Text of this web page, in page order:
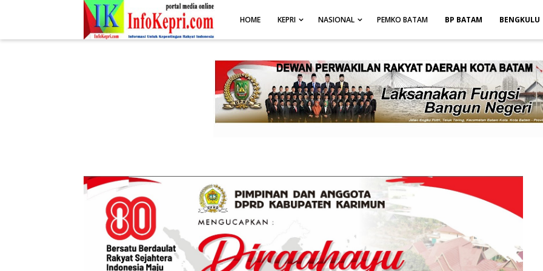
.post-body img { display: block; margin: 0 auto; max-width: 100%; height: auto; }
HOME KEPRI NASIONAL PEMKO BATAM BP BATAM BENGKULU